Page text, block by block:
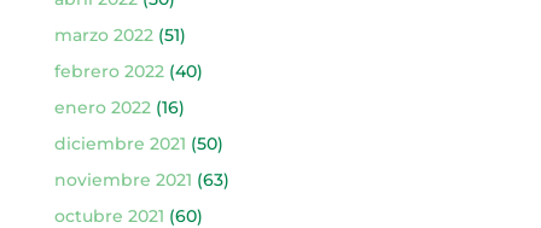
marzo 2022(51)
febrero 2022(40)
enero 2022(16)
diciembre 2021 (50)
noviembre 2021 (63)
octubre 2021 (60)